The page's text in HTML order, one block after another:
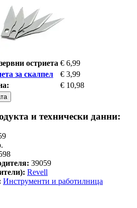
остриета € 6,99
за скалпел
€ 3,99
€ 10,98
и технически данни:
39059
Revell
Инструменти и работилница